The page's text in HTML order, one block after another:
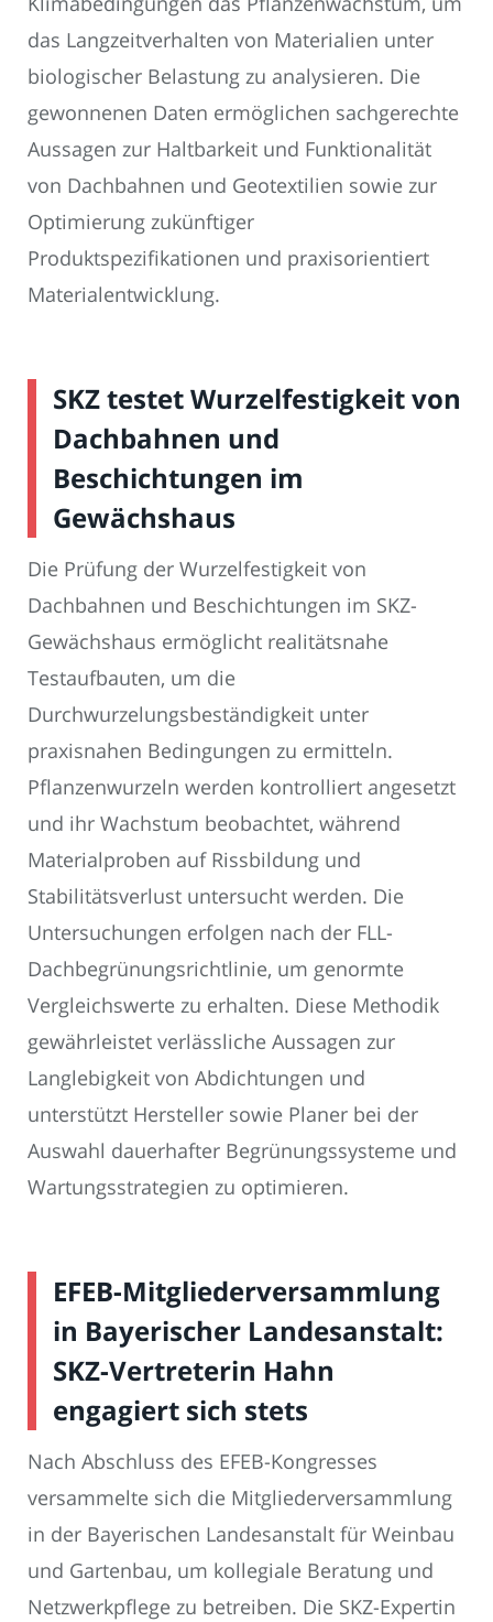
das Langzeitverhalten von Materialien unter
biologischer Belastung zu analysieren. Die
gewonnenen Daten ermöglichen sachgerechte
Aussagen zur Haltbarkeit und Funktionalität
von Dachbahnen und Geotextilien sowie zur
Optimierung zukünftiger
Produktspezifikationen und praxisorientiert
Materialentwicklung.
SKZ testet Wurzelfestigkeit von
Dachbahnen und
Beschichtungen im
Gewächshaus
Die Prüfung der Wurzelfestigkeit von
Dachbahnen und Beschichtungen im SKZ-
Gewächshaus ermöglicht realitätsnahe
Testaufbauten, um die
Durchwurzelungsbeständigkeit unter
praxisnahen Bedingungen zu ermitteln.
Pflanzenwurzeln werden kontrolliert angesetzt
und ihr Wachstum beobachtet, während
Materialproben auf Rissbildung und
Stabilitätsverlust untersucht werden. Die
Untersuchungen erfolgen nach der FLL-
Dachbegrünungsrichtlinie, um genormte
Vergleichswerte zu erhalten. Diese Methodik
gewährleistet verlässliche Aussagen zur
Langlebigkeit von Abdichtungen und
unterstützt Hersteller sowie Planer bei der
Auswahl dauerhafter Begrünungssysteme und
Wartungsstrategien zu optimieren.
EFEB-Mitgliederversammlung
in Bayerischer Landesanstalt:
SKZ-Vertreterin Hahn
engagiert sich stets
Nach Abschluss des EFEB-Kongresses
versammelte sich die Mitgliederversammlung
in der Bayerischen Landesanstalt für Weinbau
und Gartenbau, um kollegiale Beratung und
Netzwerkpflege zu betreiben. Die SKZ-Expertin